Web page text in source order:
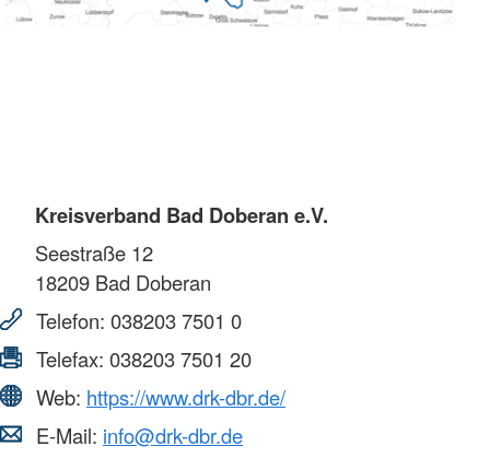
Kreisverband Bad Doberan e.V.
Seestraße 12
18209 Bad Doberan
Telefon: 038203 7501 0
Telefax: 038203 7501 20
Web: https://www.drk-dbr.de/
E-Mail: info@drk-dbr.de